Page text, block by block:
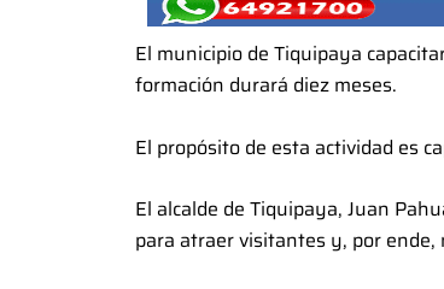
El municipio de Tiquipaya
formación durará diez meses.
El propósito de esta actividad es
El alcalde de Tiquipaya, Juan
para atraer visitantes y, por ende,